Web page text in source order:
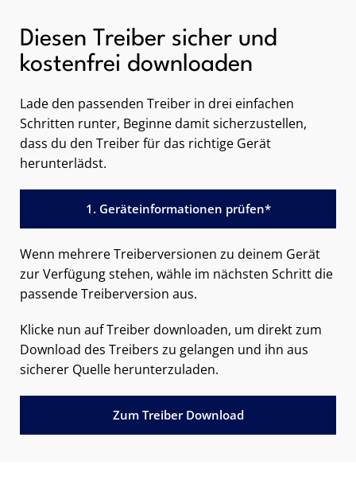
Diesen Treiber sicher und
kostenfrei downloaden
Lade den passenden Treiber in drei einfachen
Schritten runter, Beginne damit sicherzustellen,
dass du den Treiber für das richtige Gerät
herunterlädst.
1. Geräteinformationen prüfen*
Wenn mehrere Treiberversionen zu deinem Gerät
zur Verfügung stehen, wähle im nächsten Schritt die
passende Treiberversion aus.
Klicke nun auf Treiber downloaden, um direkt zum
Download des Treibers zu gelangen und ihn aus
sicherer Quelle herunterzuladen.
Zum Treiber Download